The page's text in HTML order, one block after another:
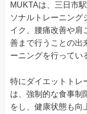
MUKTAは、三日市
ソナルトレーニング
イク、腰痛改善や肩
善まで行うことの出
ーニングを行ってい
特にダイエットトレ
は、強制的な食事制
をし、健康状態も向